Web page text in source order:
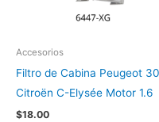
Accesorios
Filtro de Cabina Peugeot
Citroën C-Elysée Motor 1.6
$18.00